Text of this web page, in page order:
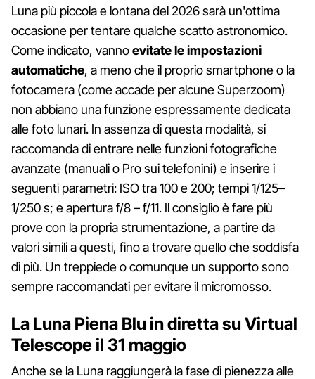
Luna più piccola e lontana del 2026 sarà un'ottima
occasione per tentare qualche scatto astronomico.
Come indicato, vannoevitate le impostazioni
automatiche, a meno che il proprio smartphone o la
fotocamera (come accade per alcune Superzoom)
non abbiano una funzione espressamente dedicata
alle foto lunari. In assenza di questa modalità, si
raccomanda di entrare nelle funzioni fotografiche
avanzate (manuali o Pro sui telefonini) e inserire i
seguenti parametri: ISO tra 100 e 200; tempi 1/125–
1/250 s; e apertura f/8 – f/11. Il consiglio è fare più
prove con la propria strumentazione, a partire da
valori simili a questi, fino a trovare quello che soddisfa
di più. Un treppiede o comunque un supporto sono
sempre raccomandati per evitare il micromosso.
La Luna Piena Blu in diretta su Virtual
Telescope il 31 maggio
Anche se la Luna raggiungerà la fase di pienezza alle